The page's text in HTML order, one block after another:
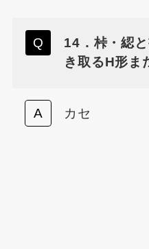
14．桛・綛
き取るH形ま
カセ